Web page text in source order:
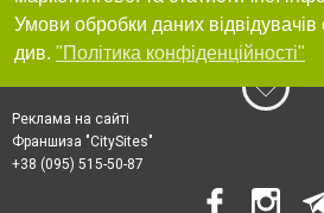
Умови обробки даних відвідувачів
див. "Політика конфіденційності"
Реклама на сайті
Франшиза "CitySites"
+38 (095) 515-50-87